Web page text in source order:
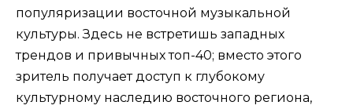
популяризации восточной музыкальной
культуры. Здесь не встретишь западных
трендов и привычных топ-40; вместо этого
зритель получает доступ к глубокому
культурному наследию восточного региона,